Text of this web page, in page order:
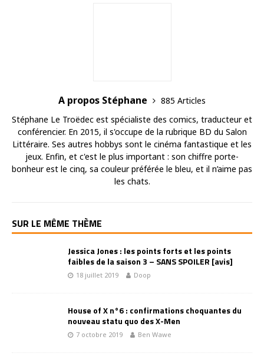
A propos Stéphane
885 Articles
Stéphane Le Troëdec est spécialiste des comics, traducteur et
conférencier. En 2015, il s'occupe de la rubrique BD du Salon
Littéraire. Ses autres hobbys sont le cinéma fantastique et les
jeux. Enfin, et c'est le plus important : son chiffre porte-
bonheur est le cinq, sa couleur préférée le bleu, et il n’aime pas
les chats.
SUR LE MÊME THÈME
Jessica Jones : les points forts et les points
faibles de la saison 3 – SANS SPOILER [avis]
18 juillet 2019 Doop
House of X n°6 : confirmations choquantes du
nouveau statu quo des X-Men
7 octobre 2019 Ben Wawe